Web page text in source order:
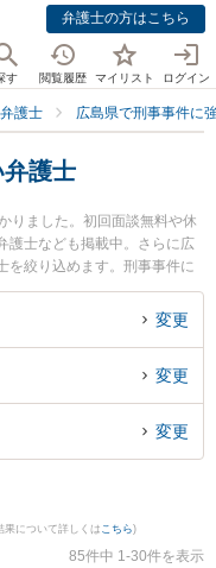
弁護士の方はこちら
す 閲覧履歴 マイリスト ログイン
護士 広島県で刑事事件に
護士
りました。初回面談無料や休
護士なども掲載中。さらに広
を絞り込めます。刑事事件に
の細かな分野での絞り込み検
弁護士やまりん法律事務所の
たい』『不同意性交罪のトラ
』『初回相談無料で不同意性
約したい』などでお困りの相
変更
変更
変更
果について詳しくは こちら)
85件中 1-30件を表示